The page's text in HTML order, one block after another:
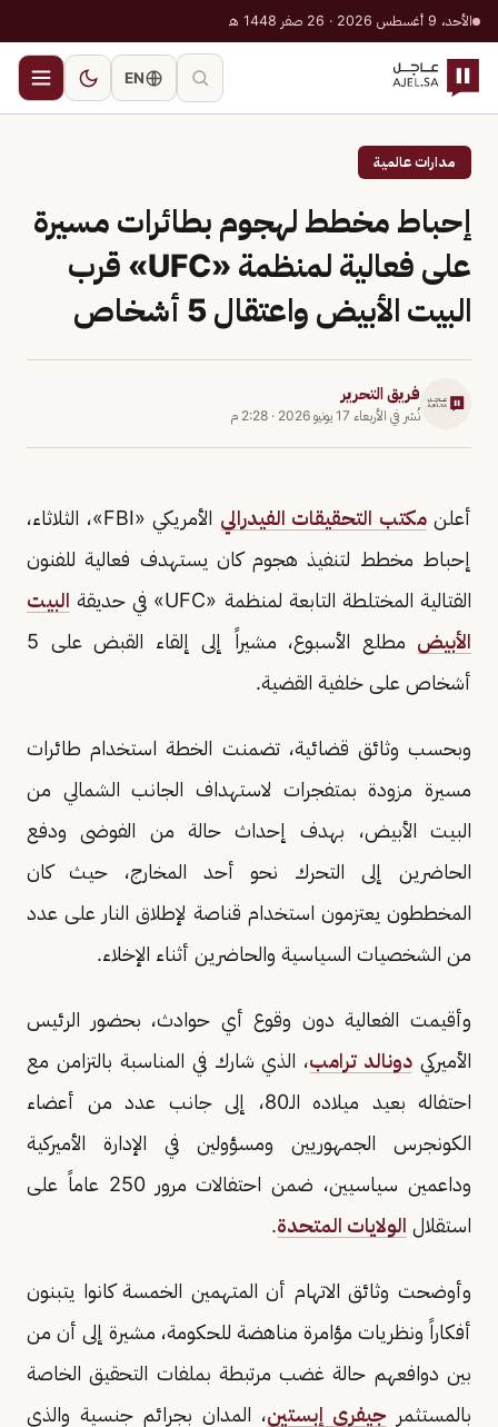
الأحد، 9 أغسطس 2026 · 26 صفر 1448 هـ
EN
مدارات عالمية
إحباط مخطط لهجوم بطائرات مسيرة
على فعالية لمنظمة «UFC» قرب
البيت الأبيض واعتقال 5 أشخاص
فريق التحرير
نُشر في الأربعاء 17 يونيو 2026 · 2:28 م
أعلنمكتب التحقيقات الفيدرالي
الأمريكي «FBI»، الثلاثاء،
إحباط مخطط لتنفيذ هجوم كان يستهدف فعالية للفنون
القتالية المختلطة التابعة لمنظمة «UFC» في حديقة
البيت
الأبيض
مطلع الأسبوع، مشيراً إلى إلقاء القبض على 5
أشخاص على خلفية القضية.
وبحسب وثائق قضائية، تضمنت الخطة استخدام طائرات
مسيرة مزودة بمتفجرات لاستهداف الجانب الشمالي من
البيت الأبيض، بهدف إحداث حالة من الفوضى ودفع
الحاضرين إلى التحرك نحو أحد المخارج، حيث كان
المخططون يعتزمون استخدام قناصة لإطلاق النار على عدد
من الشخصيات السياسية والحاضرين أثناء الإخلاء.
وأقيمت الفعالية دون وقوع أي حوادث، بحضور الرئيس
الأميركي دونالد ترامب، الذي شارك في المناسبة بالتزامن مع
احتفاله بعيد ميلاده الـ80، إلى جانب عدد من أعضاء
الكونجرس الجمهوريين ومسؤولين في الإدارة الأميركية
وداعمين سياسيين، ضمن احتفالات مرور 250 عاماً على
استقلال الولايات المتحدة.
وأوضحت وثائق الاتهام أن المتهمين الخمسة كانوا يتبنون
أفكاراً ونظريات مؤامرة مناهضة للحكومة، مشيرة إلى أن من
بين دوافعهم حالة غضب مرتبطة بملفات التحقيق الخاصة
بالمستثمر جيفري إبستين، المدان بجرائم جنسية والذي